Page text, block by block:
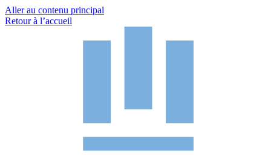
Aller au contenu principal
Retour à l’accueil